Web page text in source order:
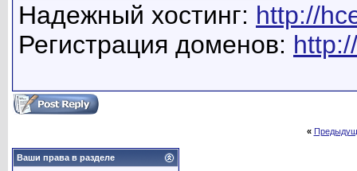
Надежный хостинг: http://
Регистрация доменов:
«
Ваши права в разделе